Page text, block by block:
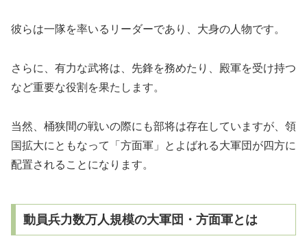
彼らは一隊を率いるリーダーであり、大身の人物です。
さらに、有力な武将は、先鋒を務めたり、殿軍を受け持つ
など重要な役割を果たします。
当然、桶狭間の戦いの際にも部将は存在していますが、領
国拡大にともなって「方面軍」とよばれる大軍団が四方に
配置されることになります。
動員兵力数万人規模の大軍団・方面軍とは